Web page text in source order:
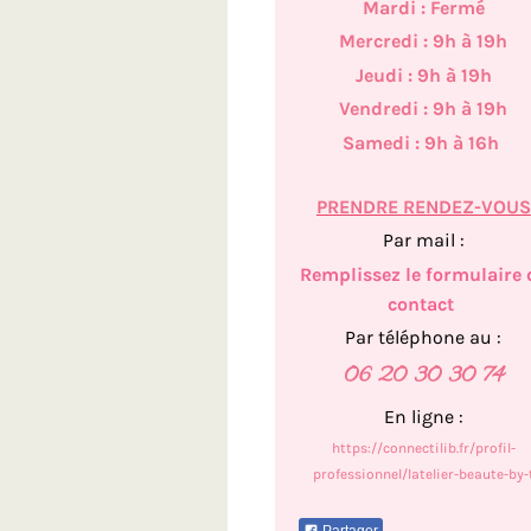
Mardi : Fermé
Mercredi : 9h à 19h
Jeudi : 9h à 19h
Vendredi : 9h à 19h
Samedi : 9h à 16h
PRENDRE RENDEZ-VOUS
Par mail :
Remplissez le formulaire
contact
Par téléphone au :
06 20 30 30 74
En ligne :
https://connectilib.fr/profil-
professionnel/latelier-beaute-